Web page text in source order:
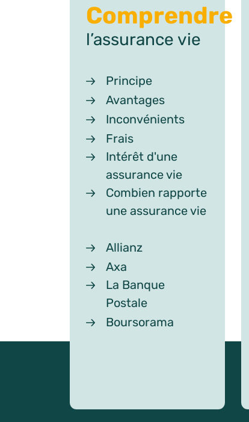
Comprendre
l’assurance vie
Principe
Avantages
Inconvénients
Frais
Intérêt d'une
assurance vie
Combien rapporte
une assurance vie
Allianz
Axa
La Banque
Postale
Boursorama